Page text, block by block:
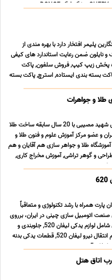
پلیمر افتخار دارد با بهره مندی از
و نایلون ضمن رعایت استاندارد های کیفی
پخش زیپ کیپ, فروش سلفون, پاکت
بسته بندی ایستاده, استرچ, پاکت بسته
بندی ... ...
طلا و جواهرات
آموزشگاه طلا و جواهرسازی شهید مصیبی با 20 سال سابقه ساخت طلا
و عضو مرکز آموزش علوم و فنون طلا و
طلا و جواهر سازى هم آقایان و هم
طراحى و گوهر تراشی, آموزش مخراج کاری,
سازی ... ...
همراه با رشد تکنولوژی و متعاقباً
اتومبیل سازی چینی در ایران، برروی
خودرو چینی وارداتی لیفان شامل لوازم یدکی لیفان 520, جلوبندی و
شاسی لیفان 520, سیستم انتقال نیرو لیفان 520, قطعات یدکی بدنه
اتاق هتل